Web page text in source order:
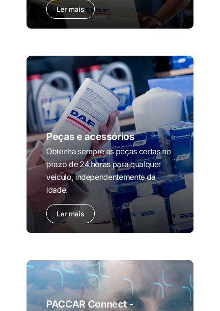
Ler mais
Peças e acessórios
Obtenha sempre as peças certas no
prazo de 24 horas para qualquer
veículo, independentemente da
idade.
Ler mais
PACCAR Connect -